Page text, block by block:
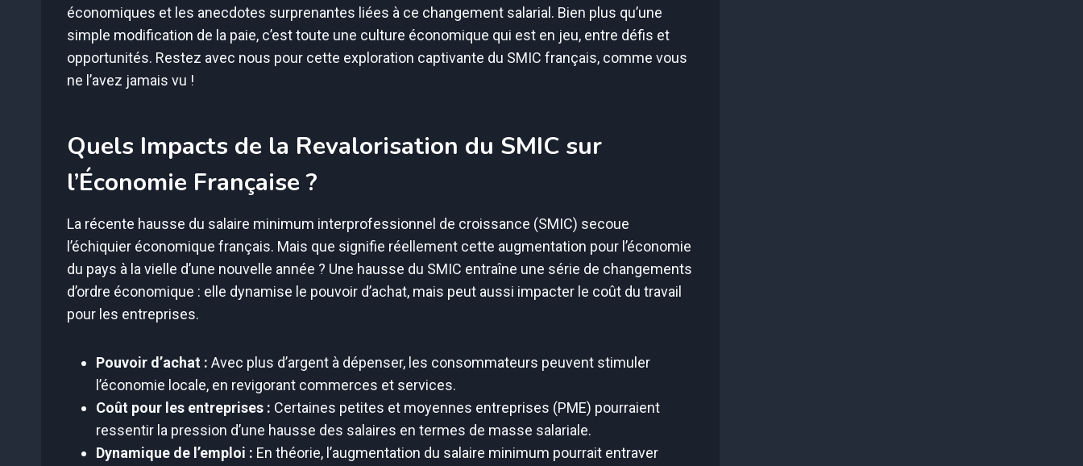
économiques et les anecdotes surprenantes liées à ce changement salarial. Bien plus qu’une
simple modification de la paie, c’est toute une culture économique qui est en jeu, entre défis et
opportunités. Restez avec nous pour cette exploration captivante du SMIC français, comme vous
ne l’avez jamais vu !
Quels Impacts de la Revalorisation du SMIC sur
l’Économie Française ?
La récente hausse du salaire minimum interprofessionnel de croissance (SMIC) secoue
l’échiquier économique français. Mais que signifie réellement cette augmentation pour l’économie
du pays à la vielle d’une nouvelle année ? Une hausse du SMIC entraîne une série de changements
d’ordre économique : elle dynamise le pouvoir d’achat, mais peut aussi impacter le coût du travail
pour les entreprises.
Pouvoir d’achat : Avec plus d’argent à dépenser, les consommateurs peuvent stimuler
l’économie locale, en revigorant commerces et services.
Coût pour les entreprises : Certaines petites et moyennes entreprises (PME) pourraient
ressentir la pression d’une hausse des salaires en termes de masse salariale.
Dynamique de l’emploi : En théorie, l’augmentation du salaire minimum pourrait entraver